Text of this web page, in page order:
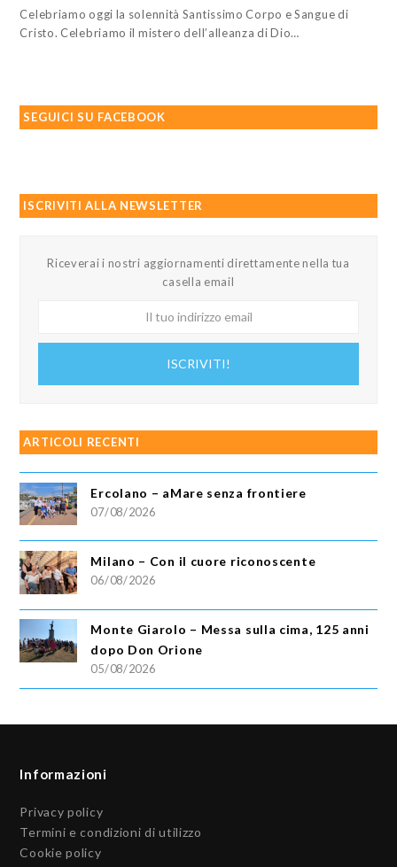
Celebriamo oggi la solennità Santissimo Corpo e Sangue di
Cristo. Celebriamo il mistero dell’alleanza di Dio…
SEGUICI SU FACEBOOK
ISCRIVITI ALLA NEWSLETTER
Riceverai i nostri aggiornamenti direttamente nella tua
casella email
ISCRIVITI!
ARTICOLI RECENTI
Ercolano – aMare senza frontiere
07/08/2026
Milano – Con il cuore riconoscente
06/08/2026
Monte Giarolo – Messa sulla cima, 125 anni
dopo Don Orione
05/08/2026
Informazioni
Privacy policy
Termini e condizioni di utilizzo
Cookie policy